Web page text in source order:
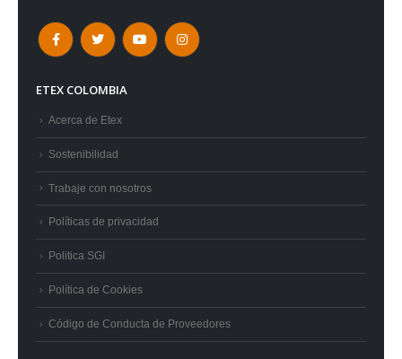
ETEX COLOMBIA
Acerca de Etex
Sostenibilidad
Trabaje con nosotros
Políticas de privacidad
Politica SGI
Política de Cookies
Código de Conducta de Proveedores